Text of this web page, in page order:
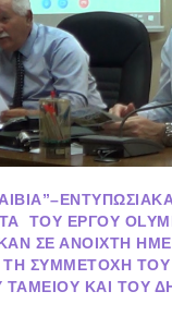
ΤΟΥ ΈΡΓΟΥ
ΣΕ ΑΝΟΙΧΤΉ
ΣΥΜΜΕΤΟΧΉ ΤΟΥ
ΤΑΜΕΊΟΥ ΚΑΙ ΤΟΥ